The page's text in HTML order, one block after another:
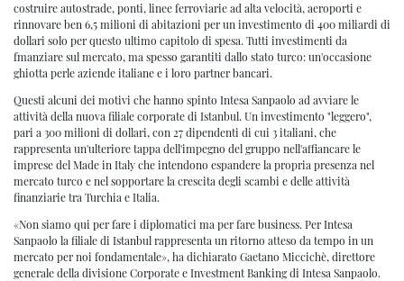
costruire autostrade, ponti, linee ferroviarie ad alta velocità, aeroporti e
rinnovare ben 6,5 milioni di abitazioni per un investimento di 400 miliardi di
dollari solo per questo ultimo capitolo di spesa. Tutti investimenti da
fmanziare sul mercato, ma spesso garantiti dallo stato turco: un'occasione
ghiotta perle aziende italiane e i loro partner bancari.
Questi alcuni dei motivi che hanno spinto Intesa Sanpaolo ad avviare le
attività della nuova filiale corporate di Istanbul. Un investimento "leggero",
pari a 300 milioni di dollari, con 27 dipendenti di cui 3 italiani, che
rappresenta un'ulteriore tappa dell'impegno del gruppo nell'affiancare le
imprese del Made in Italy che intendono espandere la propria presenza nel
mercato turco e nel sopportare la crescita degli scambi e delle attività
finanziarie tra Turchia e Italia.
«Non siamo qui per fare i diplomatici ma per fare business. Per Intesa
Sanpaolo la filiale di Istanbul rappresenta un ritorno atteso da tempo in un
mercato per noi fondamentale», ha dichiarato Gaetano Miccichè, direttore
generale della divisione Corporate e Investment Banking di Intesa Sanpaolo.